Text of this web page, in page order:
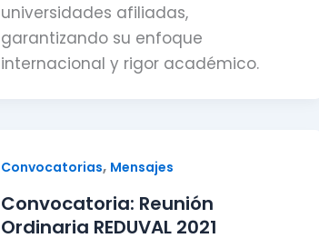
universidades afiliadas,
garantizando su enfoque
internacional y rigor académico.
Convocatorias, Mensajes
Convocatoria: Reunión
Ordinaria REDUVAL 2021